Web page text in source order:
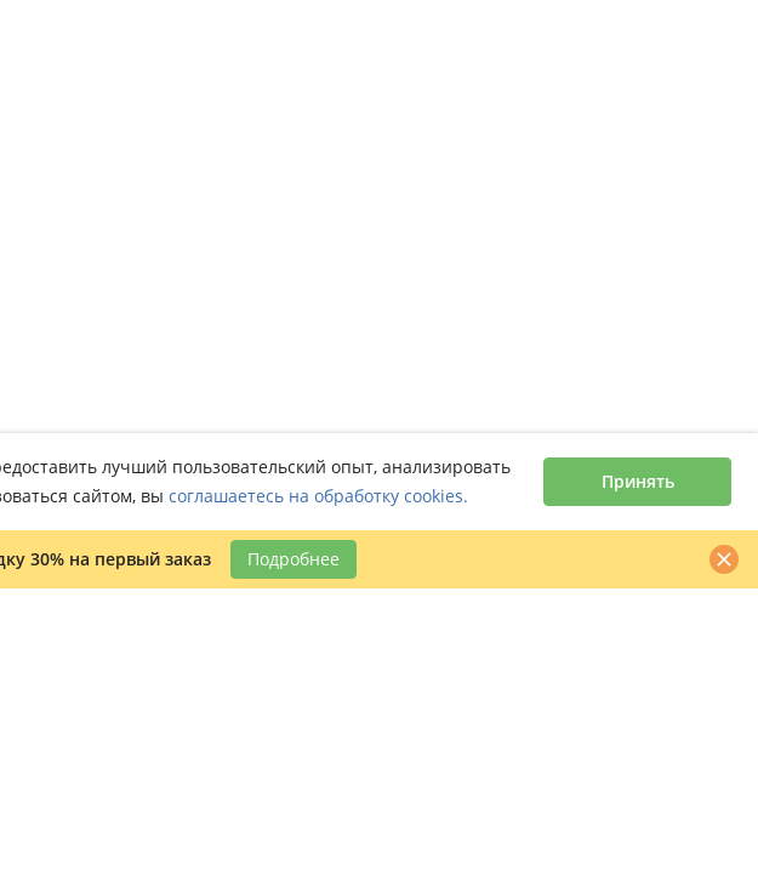
30% на первый заказ Подробнее
лучший пользовательский опыт, анализировать
сайтом, вы соглашаетесь на обработку cookies.
Принять